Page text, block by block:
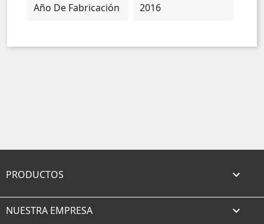
Año De Fabricación 2016
PRODUCTOS 
NUESTRA EMPRESA 